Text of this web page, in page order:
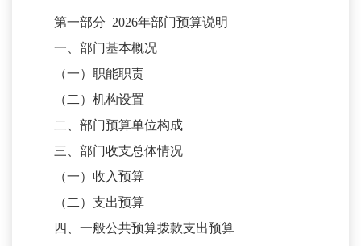
第一部分 2026年部门预算说明
一、部门基本概况
（一）职能职责
（二）机构设置
二、部门预算单位构成
三、部门收支总体情况
（一）收入预算
（二）支出预算
四、一般公共预算拨款支出预算